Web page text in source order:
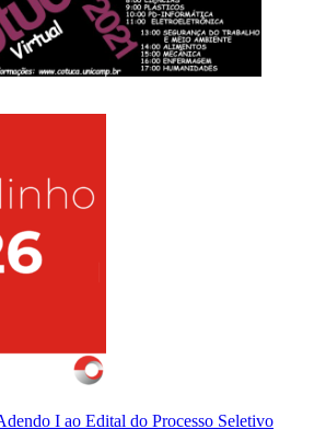
I ao Edital do Processo Seletivo